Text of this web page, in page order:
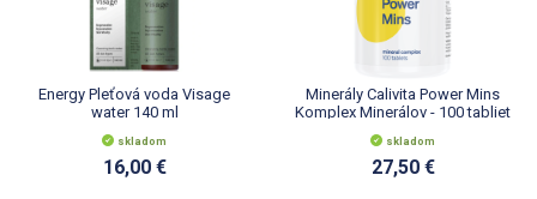
Energy Pleťová voda Visage
water 140 ml
skladom
16,00 €
Minerály Calivita Power Mins
Komplex Minerálov - 100 tabliet
skladom
27,50 €